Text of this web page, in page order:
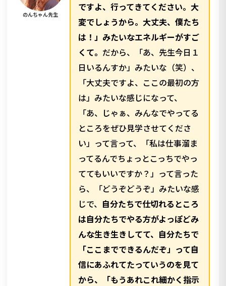
のんちゃん先生
ですよ、行ってきてください。大
変でしょうから。大丈夫、僕たち
は！」みたいなエネルギーがすご
くて。 だから、「あ、先生今日１
日いるんすか」みたいな（笑）、
「大丈夫ですよ、ここの最初の方
は」みたいな感じになって、
「あ、じゃぁ、みんなでやってる
ところをぜひ見学させてくださ
い」って言って、「私は仕事溜ま
ってるんでちょっとこっちでやっ
ててもいいですか？」って言った
ら、「どうぞどうぞ」みたいな感
じで、 自分たちで仕切れるところ
は自分たちでやる方がよっぽどみ
んな生き生きしてて、自分たちで
「ここまでできるんだぞ」って自
信にあふれてたっていうのを見て
から、「もうあれこれ細かく指示